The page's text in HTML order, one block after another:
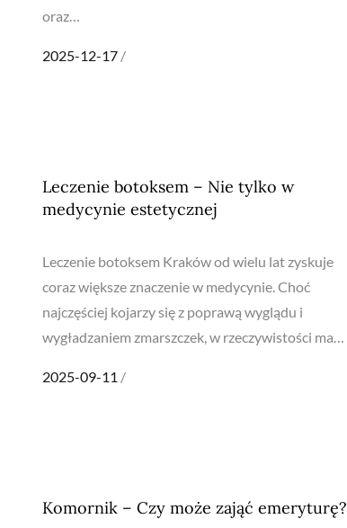
oraz…
Posted
2025-12-17
Leczenie botoksem – Nie tylko w
medycynie estetycznej
Leczenie botoksem Kraków od wielu lat zyskuje
coraz większe znaczenie w medycynie. Choć
najczęściej kojarzy się z poprawą wyglądu i
wygładzaniem zmarszczek, w rzeczywistości ma…
Posted
2025-09-11
Komornik – Czy może zająć emeryturę?